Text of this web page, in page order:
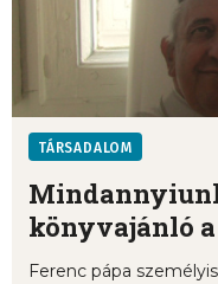
TÁRSADALOM
könyvajánló
Ferenc pápa